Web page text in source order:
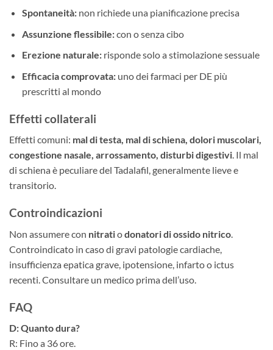
Spontaneità:non richiede una pianificazione precisa
Assunzione flessibile:con o senza cibo
Erezione naturale:risponde solo a stimolazione sessuale
Efficacia comprovata:uno dei farmaci per DE più
prescritti al mondo
Effetti collaterali
Effetti comuni: mal di testa, mal di schiena, dolori muscolari,
congestione nasale, arrossamento, disturbi digestivi. Il mal
di schiena è peculiare del Tadalafil, generalmente lieve e
transitorio.
Controindicazioni
Non assumere con nitratiodonatori di ossido nitrico
Controindicato in caso di gravi patologie cardiache,
insufficienza epatica grave, ipotensione, infarto o ictus
recenti. Consultare un medico prima dell’uso.
FAQ
D: Quanto dura?
R: Fino a 36 ore.